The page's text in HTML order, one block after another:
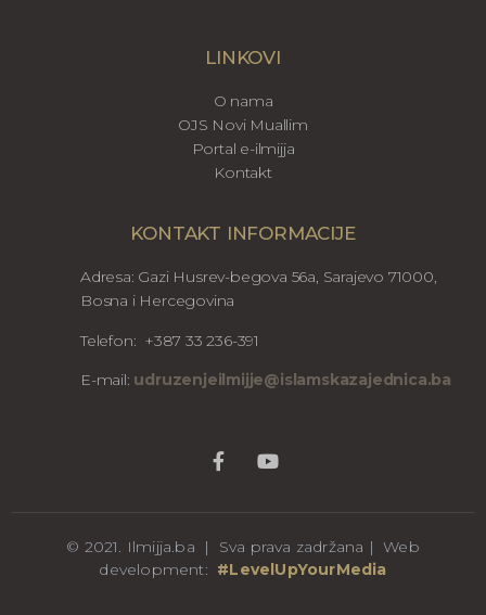
LINKOVI
O nama
OJS Novi Muallim
Portal e-ilmijja
Kontakt
KONTAKT INFORMACIJE
Adresa: Gazi Husrev-begova 56a, Sarajevo 71000,
Bosna i Hercegovina
Telefon: +387 33 236-391
E-mail: udruzenjeilmijje@islamskazajednica.ba
© 2021. Ilmijja.ba | Sva prava zadržana | Web
development: #LevelUpYourMedia